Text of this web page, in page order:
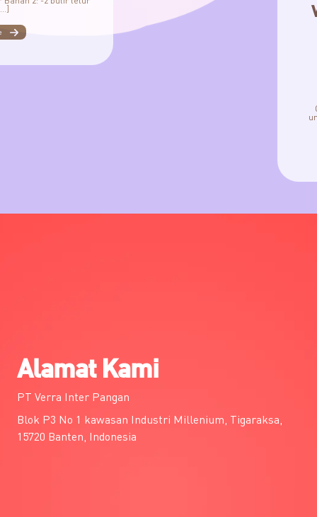
VANILLA
Cocopandan Vanilla Cake Bahan
unsalted butter -200 g gula pasir
Alamat Kami
PT Verra Inter Pangan
Blok P3 No 1 kawasan Industri Millenium, Tigaraksa,
15720 Banten, Indonesia